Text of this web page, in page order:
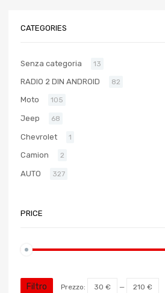
CATEGORIES
Senza categoria 13
RADIO 2 DIN ANDROID 82
Moto 105
Jeep 68
Chevrolet 1
Camion 2
AUTO 327
PRICE
Filtro Prezzo: 30 € — 210 €